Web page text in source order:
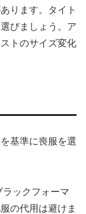
ります。タイト
びましょう。ア
トのサイズ変化
基準に喪服を選
ラックフォーマ
の代用は避けま